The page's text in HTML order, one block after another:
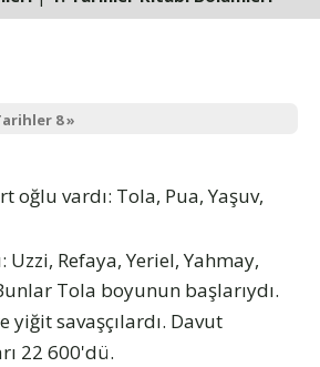
8 »
oğlu vardı: Tola, Pua, Yaşuv,
Uzzi, Refaya, Yeriel, Yahmay,
Tola boyunun başlarıydı.
yiğit savaşçılardı. Davut
22 600'dü.